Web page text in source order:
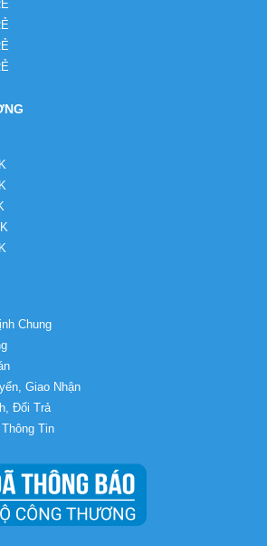
Chung
Giao Nhận
Đổi Trả
Tin